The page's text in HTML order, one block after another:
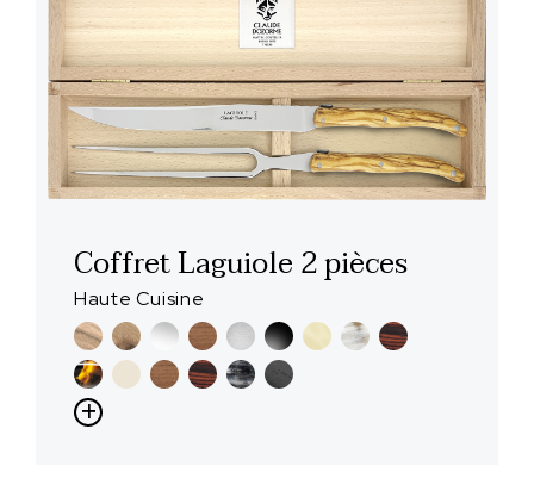
Coffret Laguiole 2 pièces
Haute Cuisine